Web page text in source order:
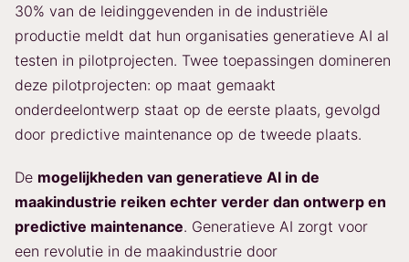
30% van de leidinggevenden in de industriële
productie meldt dat hun organisaties generatieve AI al
testen in pilotprojecten. Twee toepassingen domineren
deze pilotprojecten: op maat gemaakt
onderdeelontwerp staat op de eerste plaats, gevolgd
door predictive maintenance op de tweede plaats.
De mogelijkheden van generatieve AI in de
maakindustrie reiken echter verder dan ontwerp en
predictive maintenance. Generatieve AI zorgt voor
een revolutie in de maakindustrie door